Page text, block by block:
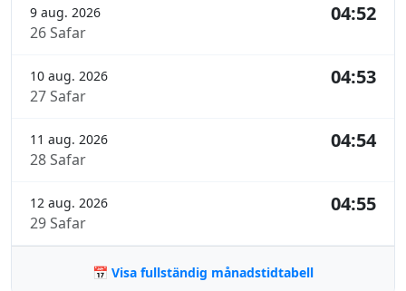
9 aug. 2026
26 Safar
04:52
10 aug. 2026
27 Safar
04:53
11 aug. 2026
28 Safar
04:54
12 aug. 2026
29 Safar
04:55
📅 Visa fullständig månadstidtabell